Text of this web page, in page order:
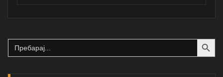
Search
for:
Search Button